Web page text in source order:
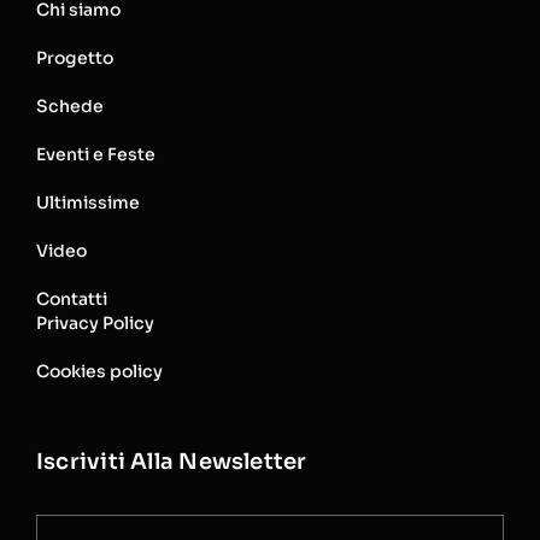
Chi siamo
Progetto
Schede
Eventi e Feste
Ultimissime
Video
Contatti
Privacy Policy
Cookies policy
Iscriviti Alla Newsletter